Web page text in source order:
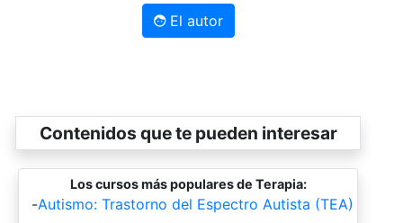
El autor
Contenidos que te pueden interesar
Los cursos más populares de Terapia:
-Autismo: Trastorno del Espectro Autista (TEA)